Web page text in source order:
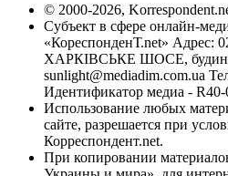
© 2000-2026,
Субъект в сфере онлайн-
«КореспонденТ.net» Адрес:
ХАРКІВСЬКЕ ШОСЕ,
sunlight@mediadim.com.ua
Идентификатор медиа - R40-
Использование любых
сайте, разрешается при
Корреспондент.net.
При копировании